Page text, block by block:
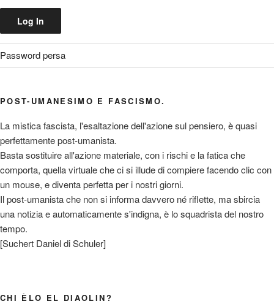
Password persa
POST-UMANESIMO E FASCISMO.
La mistica fascista, l'esaltazione dell'azione sul pensiero, è quasi
perfettamente post-umanista.
Basta sostituire all'azione materiale, con i rischi e la fatica che
comporta, quella virtuale che ci si illude di compiere facendo clic con
un mouse, e diventa perfetta per i nostri giorni.
Il post-umanista che non si informa davvero né riflette, ma sbircia
una notizia e automaticamente s'indigna, è lo squadrista del nostro
tempo.
[Suchert Daniel di Schuler]
CHI ÈLO EL DIAOLIN?